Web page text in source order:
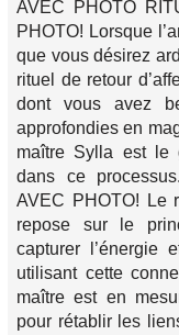
AVEC PHOTO
PHOTO! Lorsque
que vous désirez
rituel de retour
dont vous avez
approfondies en
maître Sylla est le
dans ce
AVEC PHOTO! Le
repose sur le
capturer l’énergie
utilisant cette
maître est en
pour rétablir les